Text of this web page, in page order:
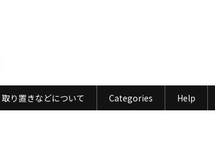
取り置きなどについて Categories Help